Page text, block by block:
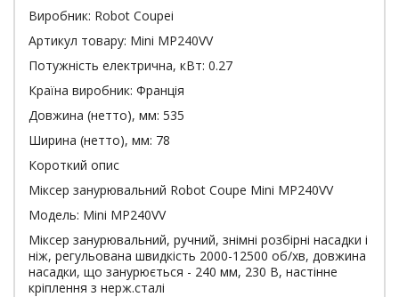
Виробник: Robot Coupei
Артикул товару: Mini MP240VV
Потужність електрична, кВт: 0.27
Країна виробник: Франція
Довжина (нетто), мм: 535
Ширина (нетто), мм: 78
Короткий опис
Міксер занурювальний Robot Coupe Mini MP240VV
Модель: Mini MP240VV
Міксер занурювальний, ручний, знімні розбірні насадки і
ніж, регульована швидкість 2000-12500 об/хв, довжина
насадки, що занурюється - 240 мм, 230 В, настінне
кріплення з нерж.сталі